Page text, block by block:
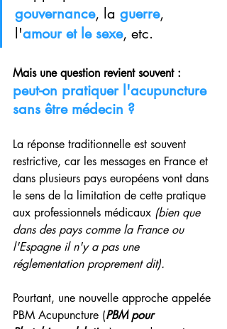
gouvernance, la guerre,
l'amour et le sexe, etc.
Mais une question revient souvent :
peut-on pratiquer l'acupuncture
sans être médecin ?
La réponse traditionnelle est souvent
restrictive, car les messages en France et
dans plusieurs pays européens vont dans
le sens de la limitation de cette pratique
aux professionnels médicaux (bien que
dans des pays comme la France ou
l'Espagne il n'y a pas une
réglementation proprement dit).
Pourtant, une nouvelle approche appelée
PBM Acupuncture (PBM pour